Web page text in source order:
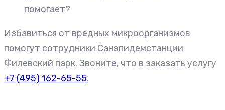
помогает?
Избавиться от вредных микроорганизмов
помогут сотрудники Санэпидемстанции
Филевский парк. Звоните, что в заказать услугу
+7 (495) 162-65-55.